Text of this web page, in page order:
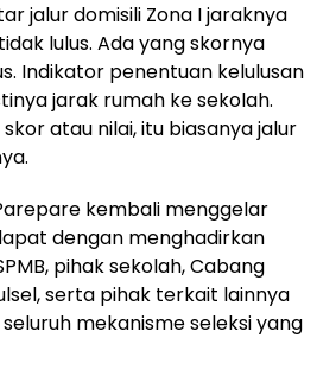
jalur domisili Zona I jaraknya
lulus. Ada yang skornya
Indikator penentuan kelulusan
jarak rumah ke sekolah.
atau nilai, itu biasanya jalur
kembali menggelar
dengan menghadirkan
pihak sekolah, Cabang
serta pihak terkait lainnya
mekanisme seleksi yang